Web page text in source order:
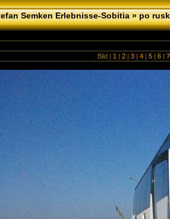
Semken Erlebnisse-Sobitia»po
Bild | 1 | 2 | 3 | 4 | 5 | 6 |